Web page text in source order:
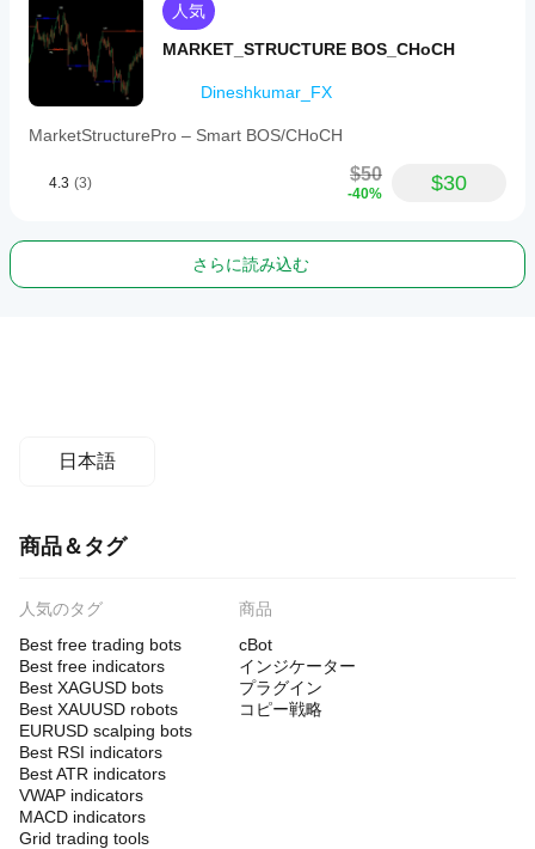
人気
MARKET_STRUCTURE BOS_CHoCH
Dineshkumar_FX
MarketStructurePro – Smart BOS/CHoCH
4.3 (3) $50
-40% $30
さらに読み込む
日本語
商品＆タグ
人気のタグ
Best free trading bots
Best free indicators
Best XAGUSD bots
Best XAUUSD robots
EURUSD scalping bots
Best RSI indicators
Best ATR indicators
VWAP indicators
MACD indicators
Grid trading tools
商品
cBot
インジケーター
プラグイン
コピー戦略